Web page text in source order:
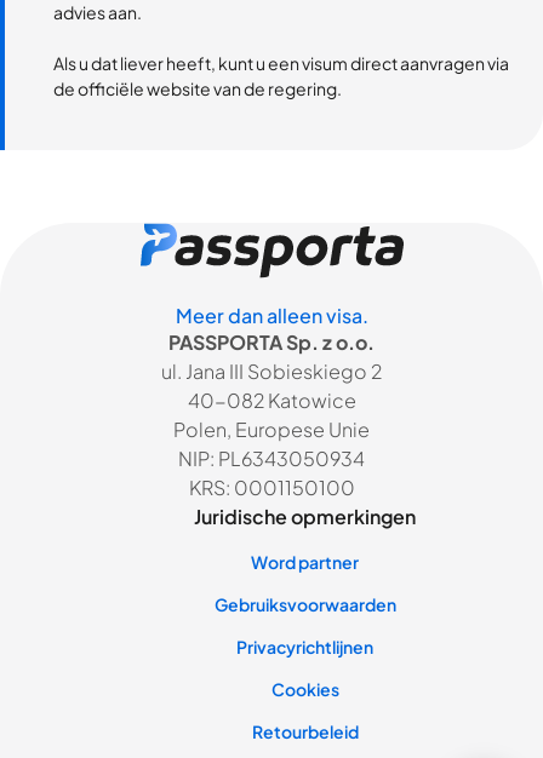
advies aan.
Als u dat liever heeft, kunt u een visum direct aanvragen via
de officiële website van de regering.
Meer dan alleen visa.
PASSPORTA Sp. z o.o.
ul. Jana III Sobieskiego 2
40-082 Katowice
Polen, Europese Unie
NIP: PL6343050934
KRS: 0001150100
Juridische opmerkingen
Word partner
Gebruiksvoorwaarden
Privacyrichtlijnen
Cookies
Retourbeleid